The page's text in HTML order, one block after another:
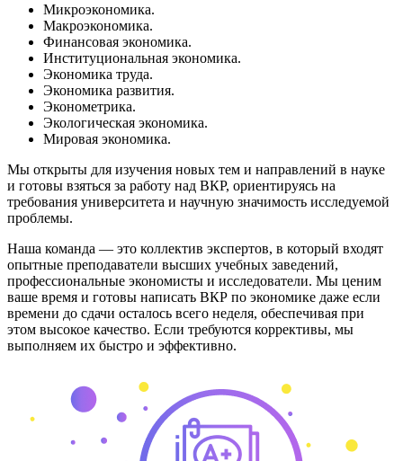
Микроэкономика.
Макроэкономика.
Финансовая экономика.
Институциональная экономика.
Экономика труда.
Экономика развития.
Эконометрика.
Экологическая экономика.
Мировая экономика.
Мы открыты для изучения новых тем и направлений в науке
и готовы взяться за работу над ВКР, ориентируясь на
требования университета и научную значимость исследуемой
проблемы.
Наша команда — это коллектив экспертов, в который входят
опытные преподаватели высших учебных заведений,
профессиональные экономисты и исследователи. Мы ценим
ваше время и готовы написать ВКР по экономике даже если
времени до сдачи осталось всего неделя, обеспечивая при
этом высокое качество. Если требуются коррективы, мы
выполняем их быстро и эффективно.